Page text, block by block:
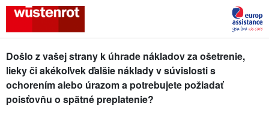
Došlo z vašej strany k úhrade nákladov za ošetrenie,
lieky či akékoľvek ďalšie náklady v súvislosti s
ochorením alebo úrazom a potrebujete požiadať
poisťovňu o spätné preplatenie?